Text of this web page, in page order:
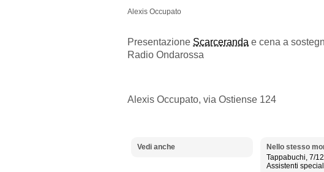
Alexis Occupato
Presentazione Scarceranda e cena a
Radio Ondarossa
Alexis Occupato, via Ostiense 124
Vedi anche
Nello stesso
Tappabuchi, 7/
Assistenti